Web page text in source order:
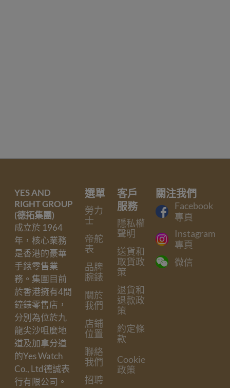
選單
勞力
士
帝舵
表
品牌
腕錶
關於
我們
店鋪
位置
聯絡
我們
招聘
客戶
服務
隱私權
聲明
送貨和
取貨政
策
退貨和
退款政
策
約定條
款
Cookie
政策
關注我們
Facebook
專頁
Instagram
專頁
微信
YES AND
RIGHT GROUP
(德拓集團)
成立於 1964
年，核心業務
是香港的豪華
手錶零售業
務。集團目前
於香港擁有4間
鐘錶零售店，
分別為位於九
龍尖沙咀麼地
道及加拿分道
的Yes Watch
Co., Ltd德誠表
行有限公司。